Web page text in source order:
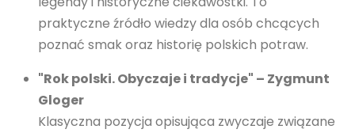
praktyczne źródło wiedzy dla osób chcących
poznać smak oraz historię polskich potraw.
"Rok polski. Obyczaje i tradycje" – Zygmunt
Gloger
Klasyczna pozycja opisująca zwyczaje związane